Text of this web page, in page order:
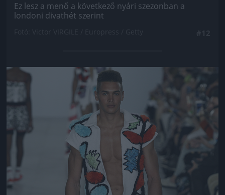
Ez lesz a menő a következő nyári szezonban a
londoni divathét szerint
Jön még kép!